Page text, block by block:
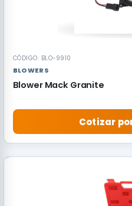
CÓDIGO: BLO-9910
BLOWERS
Blower Mack Granite
Cotizar